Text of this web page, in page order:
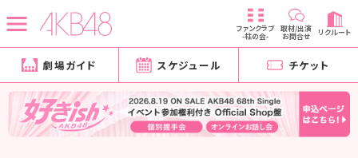
ファンクラブ
-柱の会-
取材/出演
お問合せ リクルート
劇場ガイド スケジュール チケット